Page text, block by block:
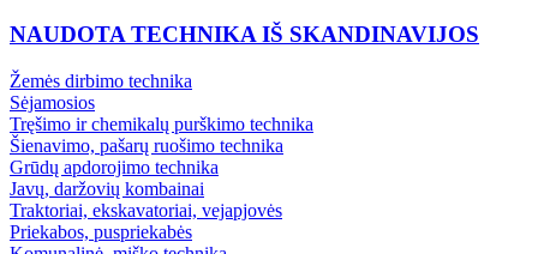
NAUDOTA TECHNIKA IŠ SKANDINAVIJOS
Žemės dirbimo technika
Sėjamosios
Tręšimo ir chemikalų purškimo technika
Šienavimo, pašarų ruošimo technika
Grūdų apdorojimo technika
Javų, daržovių kombainai
Traktoriai, ekskavatoriai, vejapjovės
Priekabos, puspriekabės